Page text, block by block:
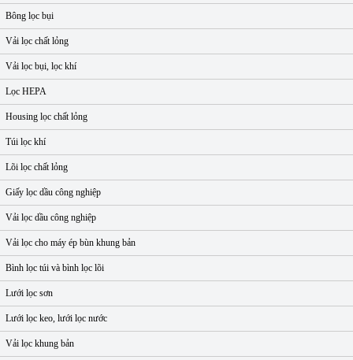
Bông lọc bụi
Vải lọc chất lỏng
Vải lọc bụi, lọc khí
Lọc HEPA
Housing lọc chất lỏng
Túi lọc khí
Lõi lọc chất lỏng
Giấy lọc dầu công nghiệp
Vải lọc dầu công nghiệp
Vải lọc cho máy ép bùn khung bản
Bình lọc túi và bình lọc lõi
Lưới lọc sơn
Lưới lọc keo, lưới lọc nước
Vải lọc khung bản